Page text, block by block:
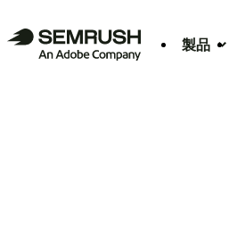
製品